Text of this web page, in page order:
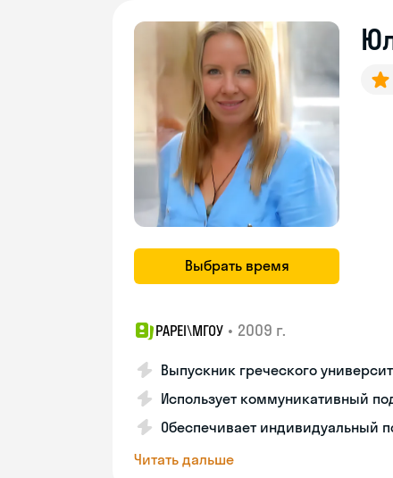
Выбрать время
PAPEI\MГОУ • 2009 г.
Выпускник греческого
Использует коммуникативный
Обеспечивает индивидуальный
Читать дальше